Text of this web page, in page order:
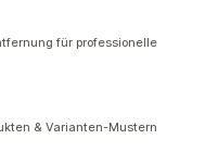
für professionelle
& Varianten-Mustern